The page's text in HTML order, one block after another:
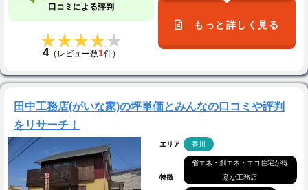
口コミによる評判
★★★★★
★★★★★
4（レビュー数1件）
もっと詳しく見る
田中工務店(がいな家)の坪単価とみんなの口コミや評判
をリサーチ！
エリア 香川
特徴
省エネ・創エネ・エコ住宅が得
意な工務店